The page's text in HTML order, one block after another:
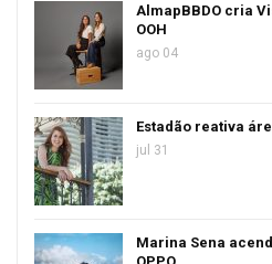
AlmapBBDO cria
OOH
ago 04
Estadão reativa
jul 31
Marina Sena